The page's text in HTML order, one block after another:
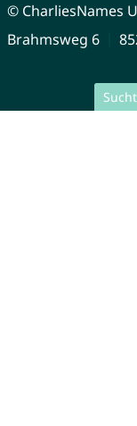
© CharliesNames
Brahmsweg 6